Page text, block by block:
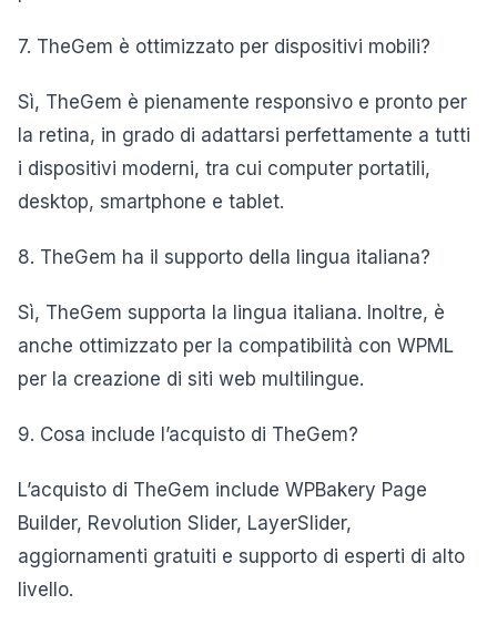
7. TheGem è ottimizzato per dispositivi mobili?
Sì, TheGem è pienamente responsivo e pronto per
la retina, in grado di adattarsi perfettamente a tutti
i dispositivi moderni, tra cui computer portatili,
desktop, smartphone e tablet.
8. TheGem ha il supporto della lingua italiana?
Sì, TheGem supporta la lingua italiana. Inoltre, è
anche ottimizzato per la compatibilità con WPML
per la creazione di siti web multilingue.
9. Cosa include l’acquisto di TheGem?
L’acquisto di TheGem include WPBakery Page
Builder, Revolution Slider, LayerSlider,
aggiornamenti gratuiti e supporto di esperti di alto
livello.